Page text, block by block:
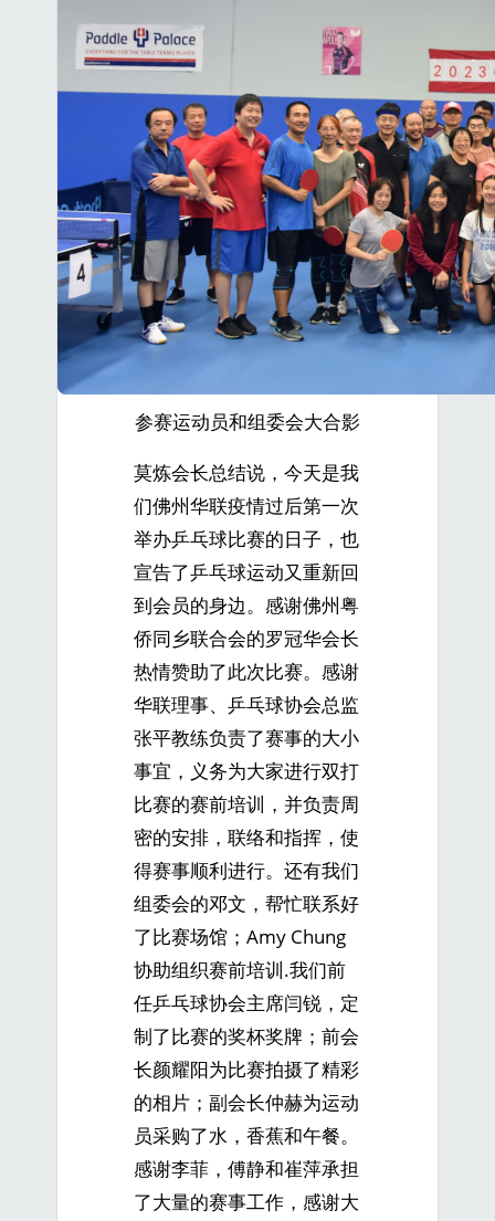
参赛运动员和组委会大合影
莫炼会长总结说，今天是我
们佛州华联疫情过后第一次
举办乒乓球比赛的日子，也
宣告了乒乓球运动又重新回
到会员的身边。感谢佛州粤
侨同乡联合会的罗冠华会长
热情赞助了此次比赛。感谢
华联理事、乒乓球协会总监
张平教练负责了赛事的大小
事宜，义务为大家进行双打
比赛的赛前培训，并负责周
密的安排，联络和指挥，使
得赛事顺利进行。还有我们
组委会的邓文，帮忙联系好
了比赛场馆；Amy Chung
协助组织赛前培训.我们前
任乒乓球协会主席闫锐，定
制了比赛的奖杯奖牌；前会
长颜耀阳为比赛拍摄了精彩
的相片；副会长仲赫为运动
员采购了水，香蕉和午餐。
感谢李菲，傅静和崔萍承担
了大量的赛事工作，感谢大